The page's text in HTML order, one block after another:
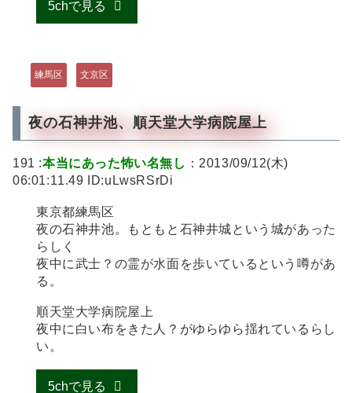
5chで見る
練馬区 文京区
夜の石神井池、順天堂大学病院屋上
191 :本当にあった怖い名無し ：2013/09/12(木)
06:01:11.49 ID:uLwsRSrDi
東京都練馬区
夜の石神井池。もともと石神井城という城があった
らしく
夜中に武士？の霊が水面を歩いているという噂があ
る。
順天堂大学病院屋上
夜中に白い布をきた人？がゆらゆら揺れているらし
い。
5chで見る